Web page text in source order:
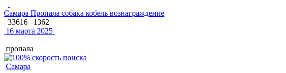
Самара Пропала собака кобель вознаграждение
33616
1362
16 марта 2025
пропала
Самара